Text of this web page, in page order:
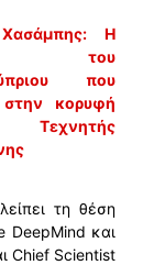
Η
του
που
στην κορυφή
τη θέση
DeepMind και
Chief Scientist